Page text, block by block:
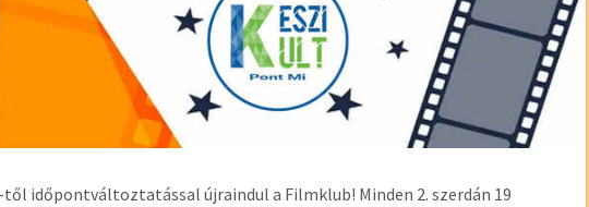
től időpontváltoztatással újraindul a Filmklub! Minden 2. szerdán 19